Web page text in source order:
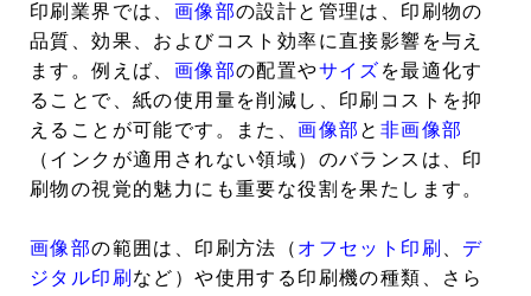
印刷業界では、 画像部の設計と管理は、印刷物の
品質、効果、およびコスト効率に直接影響を与え
ます。例えば、 画像部の配置やサイズ を最適化す
ることで、紙の使用量を削減し、印刷コストを抑
えることが可能です。また、画像部 と 非画像部
（インクが適用されない領域）のバランスは、印
刷物の視覚的魅力にも重要な役割を果たします。
画像部の範囲は、印刷方法（ オフセット印刷
デ
ジタル印刷 など）や使用する印刷機の種類、さら